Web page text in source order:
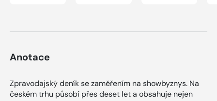
Anotace
Zpravodajský deník se zaměřením na showbyznys. Na
českém trhu působí přes deset let a obsahuje nejen